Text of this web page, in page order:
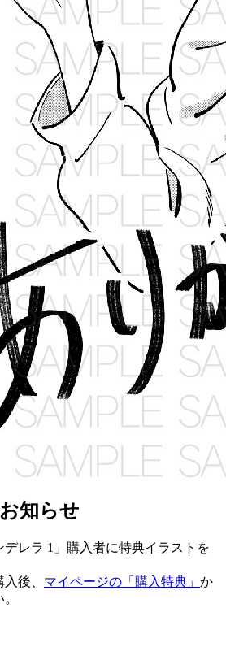
知らせ
デレラ 1」購入者に特典イラストを
後、 マイページの「購入特典」 か